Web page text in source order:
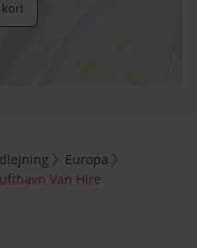
Europa
Van Hire